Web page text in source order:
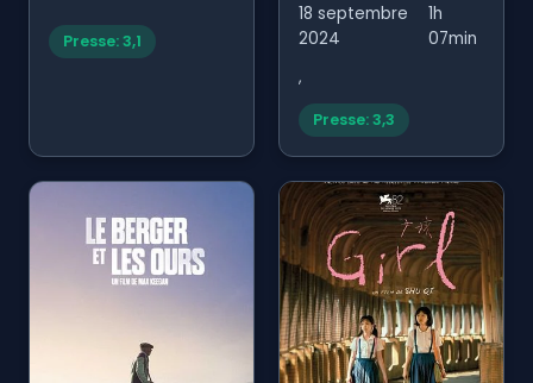
Presse: 3,1
18 septembre
2024
1h
07min
,
Presse: 3,3